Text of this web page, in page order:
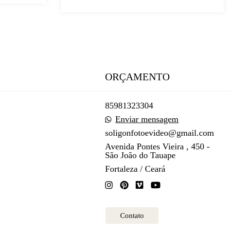
ORÇAMENTO
85981323304
Enviar mensagem
soligonfotoevideo@gmail.com
Avenida Pontes Vieira , 450 -
São João do Tauape
Fortaleza / Ceará
Contato